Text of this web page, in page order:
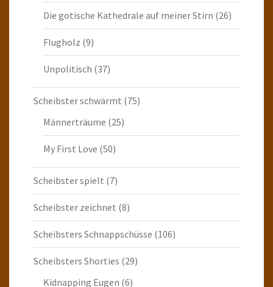
Die gotische Kathedrale auf meiner Stirn (26)
Flugholz (9)
Unpolitisch (37)
Scheibster schwärmt (75)
Männerträume (25)
My First Love (50)
Scheibster spielt (7)
Scheibster zeichnet (8)
Scheibsters Schnappschüsse (106)
Scheibsters Shorties (29)
Kidnapping Eugen (6)